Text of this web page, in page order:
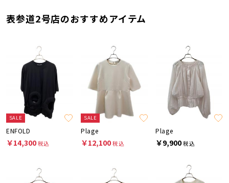
表参道2号店のおすすめアイテム
SALE
ENFOLD
￥14,300税込
SALE
Plage
￥12,100税込
Plage
￥9,900税込